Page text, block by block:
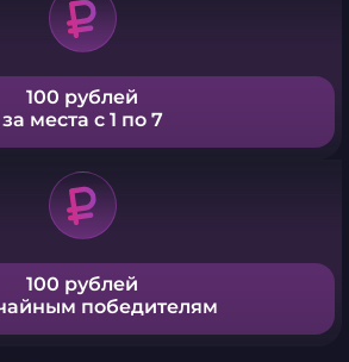
100 рублей
за места с 1 по 7
100 рублей
победителям